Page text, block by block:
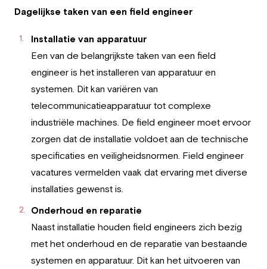
Dagelijkse taken van een field engineer
Installatie van apparatuur
Een van de belangrijkste taken van een field
engineer is het installeren van apparatuur en
systemen. Dit kan variëren van
telecommunicatieapparatuur tot complexe
industriële machines. De field engineer moet ervoor
zorgen dat de installatie voldoet aan de technische
specificaties en veiligheidsnormen. Field engineer
vacatures vermelden vaak dat ervaring met diverse
installaties gewenst is.
Onderhoud en reparatie
Naast installatie houden field engineers zich bezig
met het onderhoud en de reparatie van bestaande
systemen en apparatuur. Dit kan het uitvoeren van